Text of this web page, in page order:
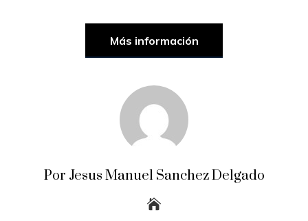
Más información
Por Jesus Manuel Sanchez Delgado